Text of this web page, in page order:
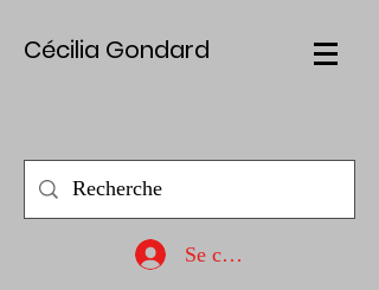
Cécilia Gondard
Se connecter